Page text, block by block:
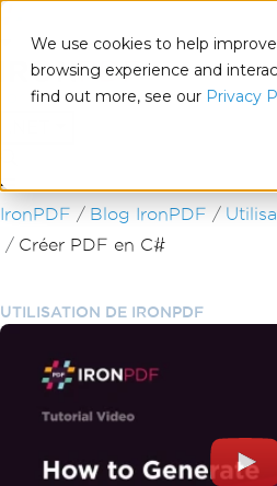
We use cookies to help
browsing experience and
find out more, see our Privacy
Passer au contenu du pied de
IronPDF Blog IronPDF
Créer PDF en C#
UTILISATION DE IRONPDF